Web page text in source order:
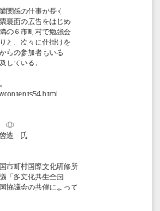
係の仕事が長く
裏面の広告をはじめ
の６市町村で勉強会
と、次々に仕掛けを
らの参加者もいる
ている。
◎
造 氏
町村国際文化研修所
「多文化共生全国
議会の共催によって